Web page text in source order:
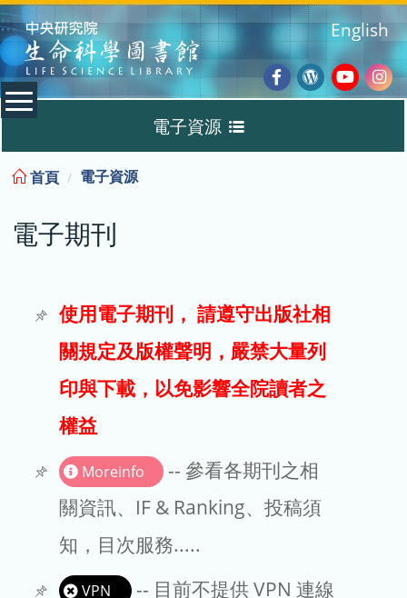
:::
Facebook
Wordpress
English
電子資源
電子期刊
試用
文章處理費
EndNote
首頁 電子資源
電子期刊
使用電子期刊， 請遵守出版社相
關規定及版權聲明，嚴禁大量列
印與下載，以免影響全院讀者之
權益
Moreinfo
-- 參看各期刊之相
關資訊、IF & Ranking、投稿須
知，目次服務.....
VPN
-- 目前不提供 VPN 連線